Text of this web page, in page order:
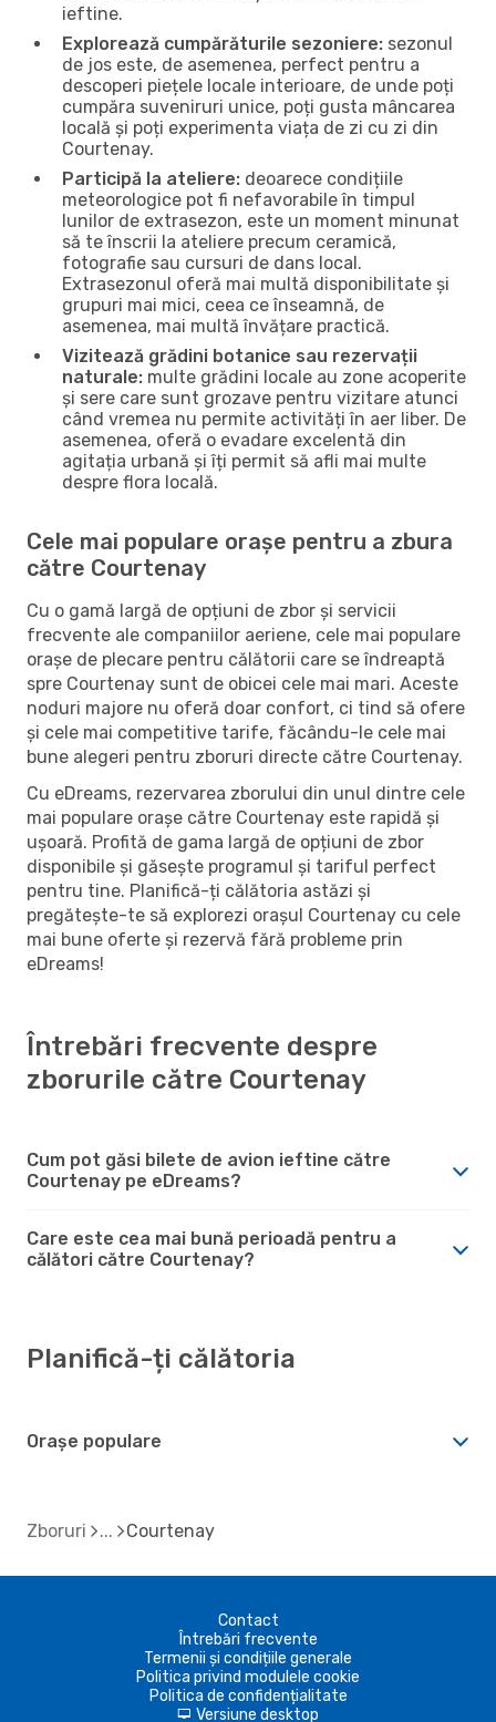
ieftine.
Explorează cumpărăturile sezoniere: sezonul
de jos este, de asemenea, perfect pentru a
descoperi piețele locale interioare, de unde poți
cumpăra suveniruri unice, poți gusta mâncarea
locală și poți experimenta viața de zi cu zi din
Courtenay.
Participă la ateliere: deoarece condițiile
meteorologice pot fi nefavorabile în timpul
lunilor de extrasezon, este un moment minunat
să te înscrii la ateliere precum ceramică,
fotografie sau cursuri de dans local.
Extrasezonul oferă mai multă disponibilitate și
grupuri mai mici, ceea ce înseamnă, de
asemenea, mai multă învățare practică.
Vizitează grădini botanice sau rezervații
naturale: multe grădini locale au zone acoperite
și sere care sunt grozave pentru vizitare atunci
când vremea nu permite activități în aer liber. De
asemenea, oferă o evadare excelentă din
agitația urbană și îți permit să afli mai multe
despre flora locală.
Cele mai populare orașe pentru a zbura
către Courtenay
Cu o gamă largă de opțiuni de zbor și servicii
frecvente ale companiilor aeriene, cele mai populare
orașe de plecare pentru călătorii care se îndreaptă
spre Courtenay sunt de obicei cele mai mari. Aceste
noduri majore nu oferă doar confort, ci tind să ofere
și cele mai competitive tarife, făcându-le cele mai
bune alegeri pentru zboruri directe către Courtenay.
Cu eDreams, rezervarea zborului din unul dintre cele
mai populare orașe către Courtenay este rapidă și
ușoară. Profită de gama largă de opțiuni de zbor
disponibile și găsește programul și tariful perfect
pentru tine. Planifică-ți călătoria astăzi și
pregătește-te să explorezi orașul Courtenay cu cele
mai bune oferte și rezervă fără probleme prin
eDreams!
Întrebări frecvente despre
zborurile către Courtenay
Cum pot găsi bilete de avion ieftine către
Courtenay pe eDreams?
Care este cea mai bună perioadă pentru a
călători către Courtenay?
Planifică-ți călătoria
Orașe populare
Zboruri Courtenay
Contact
Întrebări frecvente
Termenii și condițiile generale
Politica privind modulele cookie
Politica de confidențialitate
d Versiune desktop